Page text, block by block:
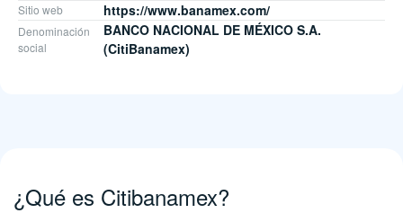
Sitio web https://www.banamex.com/
Denominación
social
BANCO NACIONAL DE MÉXICO S.A.
(CitiBanamex)
¿Qué es Citibanamex?